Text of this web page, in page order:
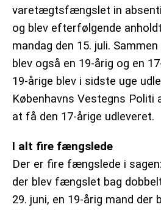
varetægtsfængslet in
og blev efterfølgende
mandag den 15. juli.
blev også en 19-årig og en
19-årige blev i sidste uge
Københavns Vestegns
at få den 17-årige udleveret.
I alt fire fængslede
Der er fire fængslede i
der blev fængslet bag
29. juni, en 19-årig mand